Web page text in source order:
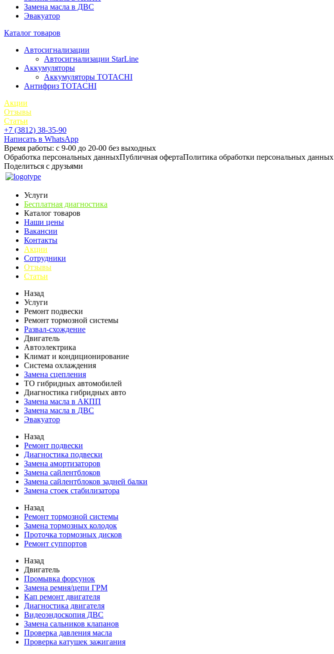
Замена масла в ДВС
Эвакуатор
Каталог товаров
Автосигнализации
Автосигнализации StarLine
Аккумуляторы
Аккумуляторы TOTACHI
Антифриз TOTACHI
Акции
Отзывы
Статьи
+7 (3812) 38-35-90
Написать в WhatsApp
Время работы: с 9-00 до 20-00 без выходных
Обработка персональных данныхПубличная офертаПолитика обработки персональных данных
Поделиться с друзьями
Услуги
Бесплатная диагностика
Каталог товаров
Наши цены
Вакансии
Контакты
Акции
Сотрудники
Отзывы
Статьи
Назад
Услуги
Ремонт подвески
Ремонт тормозной системы
Развал-схождение
Двигатель
Автоэлектрика
Климат и кондиционирование
Система охлаждения
Замена сцепления
ТО гибридных автомобилей
Диагностика гибридных авто
Замена масла в АКПП
Замена масла в ДВС
Эвакуатор
Назад
Ремонт подвески
Диагностика подвески
Замена амортизаторов
Замена сайлентблоков
Замена сайлентблоков задней балки
Замена стоек стабилизатора
Назад
Ремонт тормозной системы
Замена тормозных колодок
Проточка тормозных дисков
Ремонт суппортов
Назад
Двигатель
Промывка форсунок
Замена ремня/цепи ГРМ
Кап ремонт двигателя
Диагностика двигателя
Видеоэндоскопия ДВС
Замена сальников клапанов
Проверка давления масла
Проверка катушек зажигания